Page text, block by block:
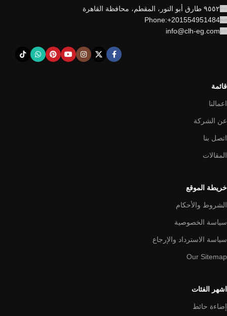
٩٥٥٢ طارق أبو النور، المقطم، محافظة القاهرة
Phone:+201554951484
info@clh-eg.com
قائمة
اعمالنا
عن الشركة
اتصل بنا
المقالات
خريطة الموقع
الشروط والأحكام
سياسة الخصوصية
سياسة الاسترداد والإرجاع
Our Sitemap
اشهر الفئات
إضاءة حائط